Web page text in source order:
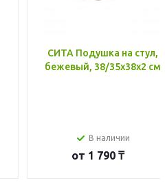
СИТА Подушка на стул,
бежевый, 38/35x38x2 см
В наличии
от 1 790 ₸